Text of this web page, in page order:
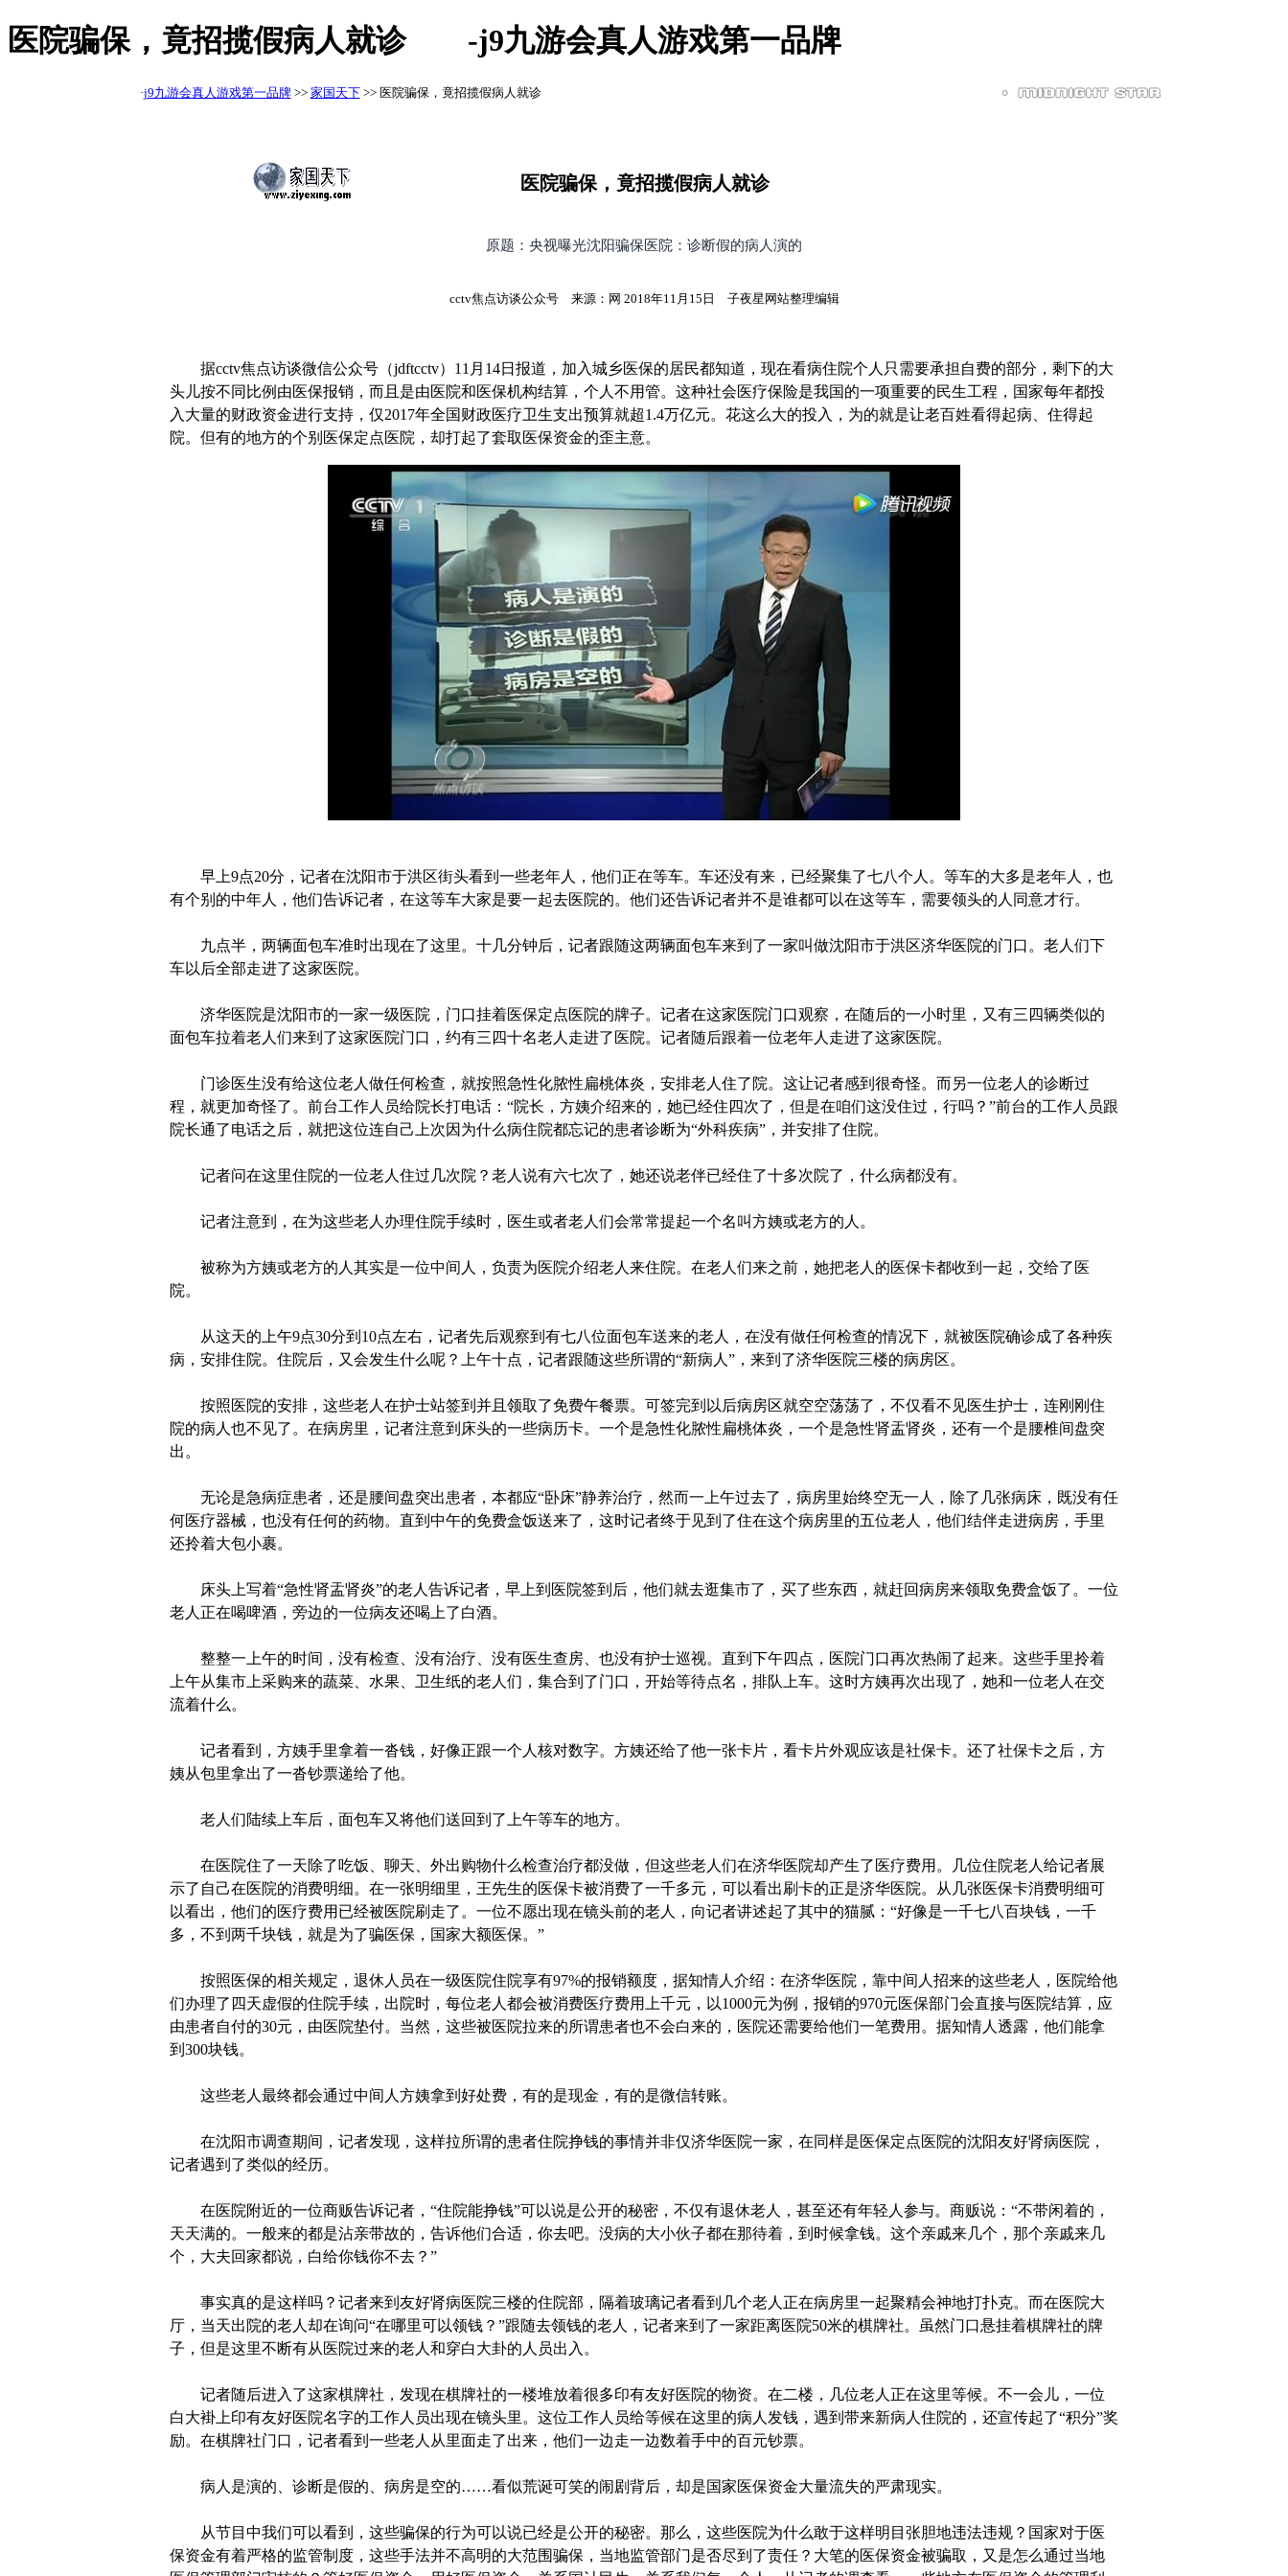
医院骗保，竟招揽假病人就诊 -j9九游会真人游戏第一品牌
·j9九游会真人游戏第一品牌>> 家国天下>> 医院骗保，竟招揽假病人就诊
医院骗保，竟招揽假病人就诊
原题：央视曝光沈阳骗保医院：诊断假的病人演的
cctv焦点访谈公众号 来源：网 2018年11月15日 子夜星网站整理编辑
据cctv焦点访谈微信公众号（jdftcctv）11月14日报道，加入城乡医保的居民都知道，现在看病住院个人只需要承担自费的部分，剩下的大
头儿按不同比例由医保报销，而且是由医院和医保机构结算，个人不用管。这种社会医疗保险是我国的一项重要的民生工程，国家每年都投
入大量的财政资金进行支持，仅2017年全国财政医疗卫生支出预算就超1.4万亿元。花这么大的投入，为的就是让老百姓看得起病、住得起
院。但有的地方的个别医保定点医院，却打起了套取医保资金的歪主意。
早上9点20分，记者在沈阳市于洪区街头看到一些老年人，他们正在等车。车还没有来，已经聚集了七八个人。等车的大多是老年人，也
有个别的中年人，他们告诉记者，在这等车大家是要一起去医院的。他们还告诉记者并不是谁都可以在这等车，需要领头的人同意才行。
九点半，两辆面包车准时出现在了这里。十几分钟后，记者跟随这两辆面包车来到了一家叫做沈阳市于洪区济华医院的门口。老人们下
车以后全部走进了这家医院。
济华医院是沈阳市的一家一级医院，门口挂着医保定点医院的牌子。记者在这家医院门口观察，在随后的一小时里，又有三四辆类似的
面包车拉着老人们来到了这家医院门口，约有三四十名老人走进了医院。记者随后跟着一位老年人走进了这家医院。
门诊医生没有给这位老人做任何检查，就按照急性化脓性扁桃体炎，安排老人住了院。这让记者感到很奇怪。而另一位老人的诊断过
程，就更加奇怪了。前台工作人员给院长打电话：“院长，方姨介绍来的，她已经住四次了，但是在咱们这没住过，行吗？”前台的工作人员跟
院长通了电话之后，就把这位连自己上次因为什么病住院都忘记的患者诊断为“外科疾病”，并安排了住院。
记者问在这里住院的一位老人住过几次院？老人说有六七次了，她还说老伴已经住了十多次院了，什么病都没有。
记者注意到，在为这些老人办理住院手续时，医生或者老人们会常常提起一个名叫方姨或老方的人。
被称为方姨或老方的人其实是一位中间人，负责为医院介绍老人来住院。在老人们来之前，她把老人的医保卡都收到一起，交给了医
院。
从这天的上午9点30分到10点左右，记者先后观察到有七八位面包车送来的老人，在没有做任何检查的情况下，就被医院确诊成了各种疾
病，安排住院。住院后，又会发生什么呢？上午十点，记者跟随这些所谓的“新病人”，来到了济华医院三楼的病房区。
按照医院的安排，这些老人在护士站签到并且领取了免费午餐票。可签完到以后病房区就空空荡荡了，不仅看不见医生护士，连刚刚住
院的病人也不见了。在病房里，记者注意到床头的一些病历卡。一个是急性化脓性扁桃体炎，一个是急性肾盂肾炎，还有一个是腰椎间盘突
出。
无论是急病症患者，还是腰间盘突出患者，本都应“卧床”静养治疗，然而一上午过去了，病房里始终空无一人，除了几张病床，既没有任
何医疗器械，也没有任何的药物。直到中午的免费盒饭送来了，这时记者终于见到了住在这个病房里的五位老人，他们结伴走进病房，手里
还拎着大包小裹。
床头上写着“急性肾盂肾炎”的老人告诉记者，早上到医院签到后，他们就去逛集市了，买了些东西，就赶回病房来领取免费盒饭了。一位
老人正在喝啤酒，旁边的一位病友还喝上了白酒。
整整一上午的时间，没有检查、没有治疗、没有医生查房、也没有护士巡视。直到下午四点，医院门口再次热闹了起来。这些手里拎着
上午从集市上采购来的蔬菜、水果、卫生纸的老人们，集合到了门口，开始等待点名，排队上车。这时方姨再次出现了，她和一位老人在交
流着什么。
记者看到，方姨手里拿着一沓钱，好像正跟一个人核对数字。方姨还给了他一张卡片，看卡片外观应该是社保卡。还了社保卡之后，方
姨从包里拿出了一沓钞票递给了他。
老人们陆续上车后，面包车又将他们送回到了上午等车的地方。
在医院住了一天除了吃饭、聊天、外出购物什么检查治疗都没做，但这些老人们在济华医院却产生了医疗费用。几位住院老人给记者展
示了自己在医院的消费明细。在一张明细里，王先生的医保卡被消费了一千多元，可以看出刷卡的正是济华医院。从几张医保卡消费明细可
以看出，他们的医疗费用已经被医院刷走了。一位不愿出现在镜头前的老人，向记者讲述起了其中的猫腻：“好像是一千七八百块钱，一千
多，不到两千块钱，就是为了骗医保，国家大额医保。”
按照医保的相关规定，退休人员在一级医院住院享有97%的报销额度，据知情人介绍：在济华医院，靠中间人招来的这些老人，医院给他
们办理了四天虚假的住院手续，出院时，每位老人都会被消费医疗费用上千元，以1000元为例，报销的970元医保部门会直接与医院结算，应
由患者自付的30元，由医院垫付。当然，这些被医院拉来的所谓患者也不会白来的，医院还需要给他们一笔费用。据知情人透露，他们能拿
到300块钱。
这些老人最终都会通过中间人方姨拿到好处费，有的是现金，有的是微信转账。
在沈阳市调查期间，记者发现，这样拉所谓的患者住院挣钱的事情并非仅济华医院一家，在同样是医保定点医院的沈阳友好肾病医院，
记者遇到了类似的经历。
在医院附近的一位商贩告诉记者，“住院能挣钱”可以说是公开的秘密，不仅有退休老人，甚至还有年轻人参与。商贩说：“不带闲着的，
天天满的。一般来的都是沾亲带故的，告诉他们合适，你去吧。没病的大小伙子都在那待着，到时候拿钱。这个亲戚来几个，那个亲戚来几
个，大夫回家都说，白给你钱你不去？”
事实真的是这样吗？记者来到友好肾病医院三楼的住院部，隔着玻璃记者看到几个老人正在病房里一起聚精会神地打扑克。而在医院大
厅，当天出院的老人却在询问“在哪里可以领钱？”跟随去领钱的老人，记者来到了一家距离医院50米的棋牌社。虽然门口悬挂着棋牌社的牌
子，但是这里不断有从医院过来的老人和穿白大卦的人员出入。
记者随后进入了这家棋牌社，发现在棋牌社的一楼堆放着很多印有友好医院的物资。在二楼，几位老人正在这里等候。不一会儿，一位
白大褂上印有友好医院名字的工作人员出现在镜头里。这位工作人员给等候在这里的病人发钱，遇到带来新病人住院的，还宣传起了“积分”奖
励。在棋牌社门口，记者看到一些老人从里面走了出来，他们一边走一边数着手中的百元钞票。
病人是演的、诊断是假的、病房是空的……看似荒诞可笑的闹剧背后，却是国家医保资金大量流失的严肃现实。
从节目中我们可以看到，这些骗保的行为可以说已经是公开的秘密。那么，这些医院为什么敢于这样明目张胆地违法违规？国家对于医
保资金有着严格的监管制度，这些手法并不高明的大范围骗保，当地监管部门是否尽到了责任？大笔的医保资金被骗取，又是怎么通过当地